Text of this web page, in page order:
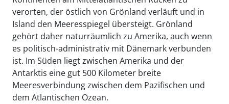
verorten, der östlich von Grönland verläuft und in
Island den Meeresspiegel übersteigt. Grönland
gehört daher naturräumlich zu Amerika, auch wenn
es politisch-administrativ mit Dänemark verbunden
ist. Im Süden liegt zwischen Amerika und der
Antarktis eine gut 500 Kilometer breite
Meeresverbindung zwischen dem Pazifischen und
dem Atlantischen Ozean.